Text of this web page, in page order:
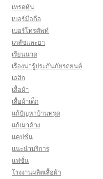
เทรดหุ้น
เบอร์มือถือ
เบอร์โทรศัพท์
เภสัชและยา
เรียนนวด
เรื่องน่ารู้ประกันภัยรถยนต์
เลสิก
เสื้อผ้า
เสื้อผ้าเด็ก
แก้ปัญหาบ้านทรุด
แก้เมาค้าง
แคปชั่น
แนะนำบริการ
แฟชั่น
โรงงานผลิตเสื้อผ้า